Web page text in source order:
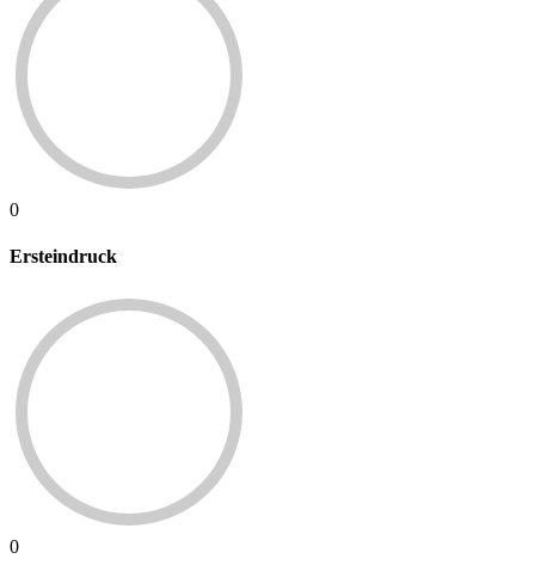
0
Ersteindruck
0